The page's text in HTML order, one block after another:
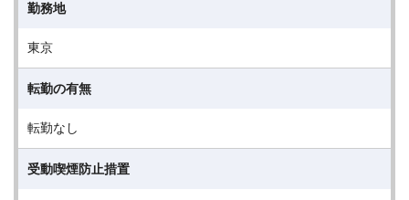
勤務地
東京
転勤の有無
転勤なし
受動喫煙防止措置